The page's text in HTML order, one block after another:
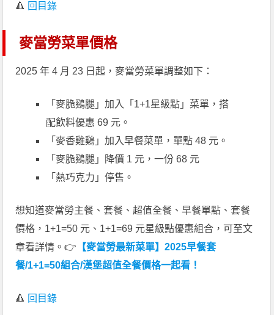
🔺 回目錄
麥當勞菜單價格
2025 年 4 月 23 日起，麥當勞菜單調整如下：
「麥脆鷄腿」加入「1+1星級點」菜單，搭
配飲料優惠 69 元。
「麥香雞鷄」加入早餐菜單，單點 48 元。
「麥脆鷄腿」降價 1 元，一份 68 元
「熱巧克力」停售。
想知道麥當勞主餐、套餐、超值全餐、早餐單點、套餐
價格，1+1=50 元、1+1=69 元星級點優惠組合，可至文
章看詳情。👉 【麥當勞最新菜單】2025早餐套
餐/1+1=50組合/漢堡超值全餐價格一起看！
🔺 回目錄